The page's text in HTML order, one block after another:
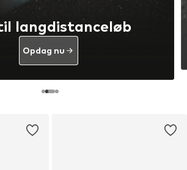
langdistanceløb
Opdag nu